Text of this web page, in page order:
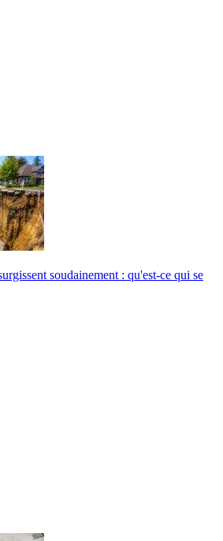
soudainement : qu'est-ce qui se